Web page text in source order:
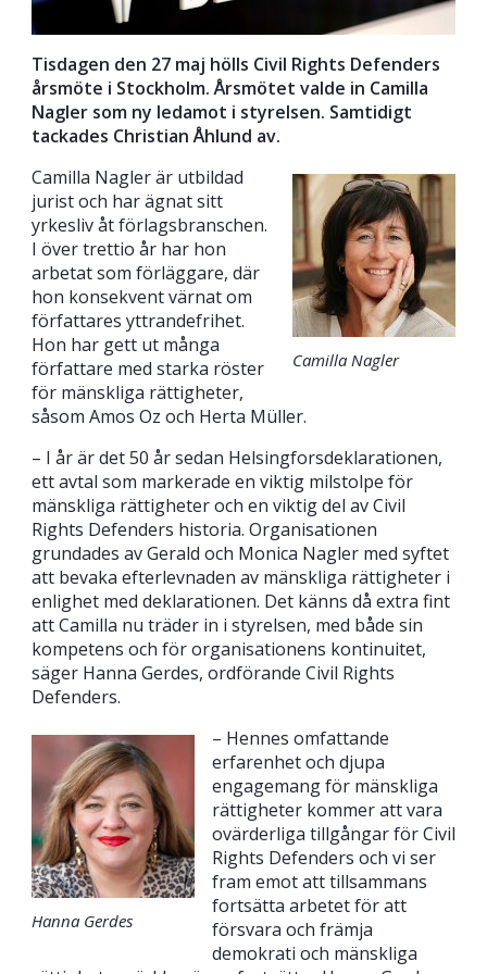
Tisdagen den 27 maj hölls Civil Rights Defenders
årsmöte i Stockholm. Årsmötet valde in Camilla
Nagler som ny ledamot i styrelsen. Samtidigt
tackades Christian Åhlund av.
Camilla Nagler
Camilla Nagler är utbildad
jurist och har ägnat sitt
yrkesliv åt förlagsbranschen.
I över trettio år har hon
arbetat som förläggare, där
hon konsekvent värnat om
författares yttrandefrihet.
Hon har gett ut många
författare med starka röster
för mänskliga rättigheter,
såsom Amos Oz och Herta Müller.
– I år är det 50 år sedan Helsingforsdeklarationen,
ett avtal som markerade en viktig milstolpe för
mänskliga rättigheter och en viktig del av Civil
Rights Defenders historia. Organisationen
grundades av Gerald och Monica Nagler med syftet
att bevaka efterlevnaden av mänskliga rättigheter i
enlighet med deklarationen. Det känns då extra fint
att Camilla nu träder in i styrelsen, med både sin
kompetens och för organisationens kontinuitet,
säger Hanna Gerdes, ordförande Civil Rights
Defenders.
Hanna Gerdes
– Hennes omfattande
erfarenhet och djupa
engagemang för mänskliga
rättigheter kommer att vara
ovärderliga tillgångar för Civil
Rights Defenders och vi ser
fram emot att tillsammans
fortsätta arbetet för att
försvara och främja
demokrati och mänskliga